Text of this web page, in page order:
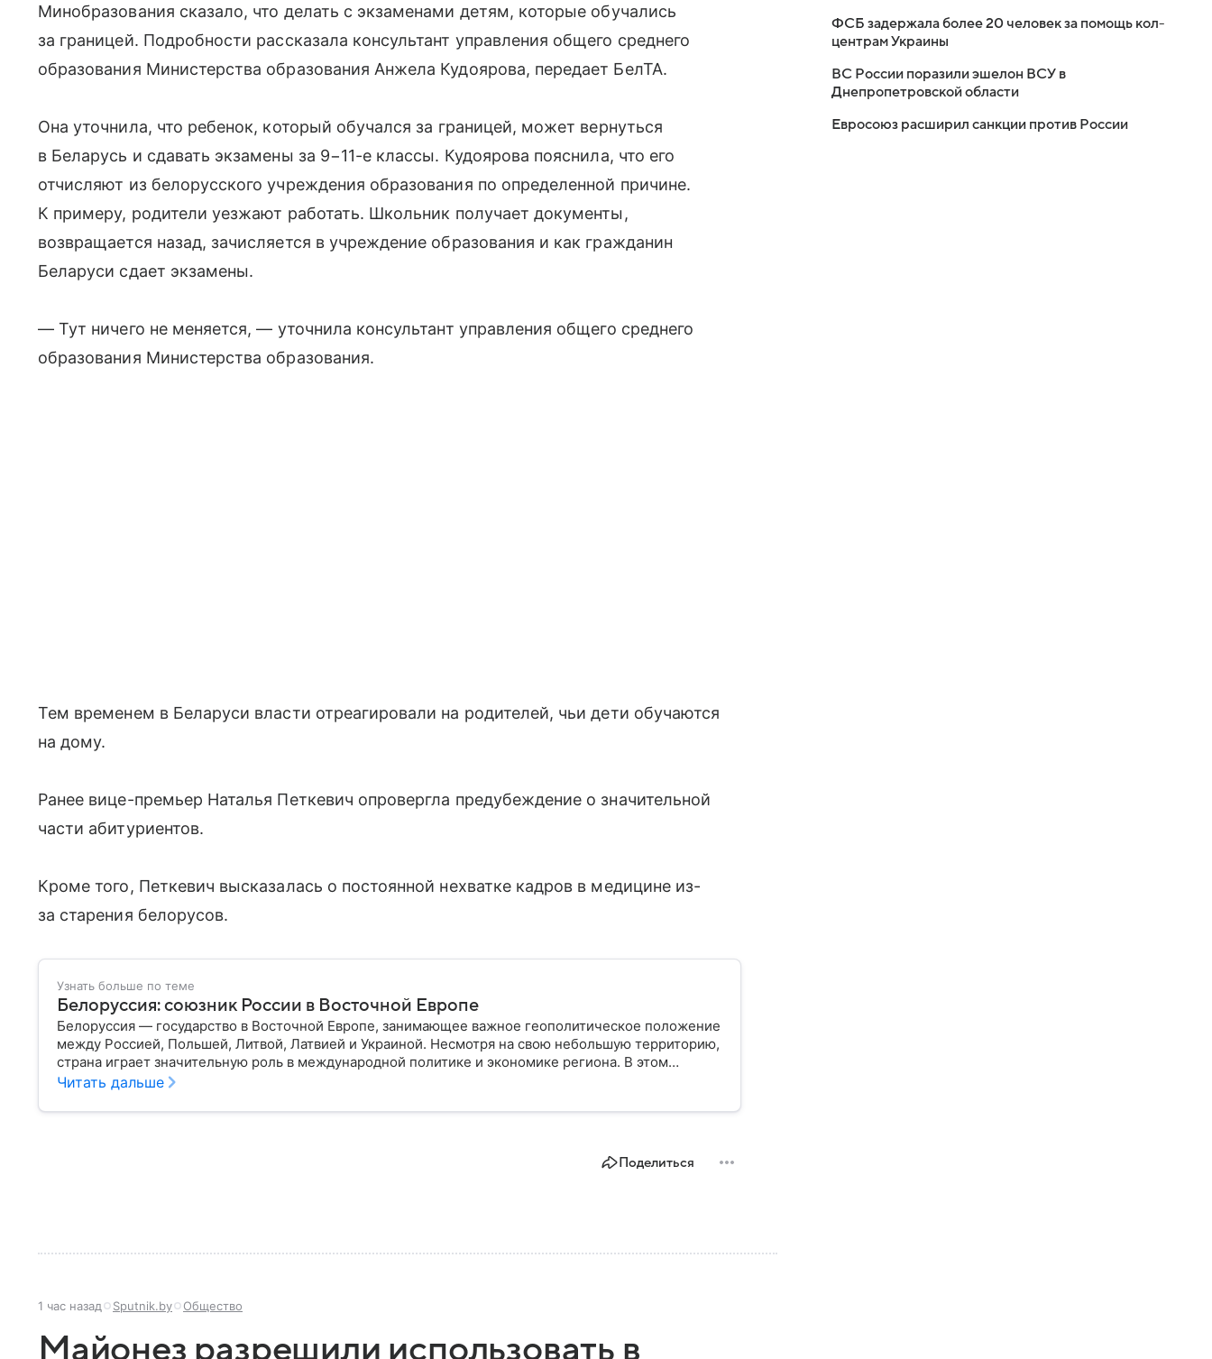
Минобразования сказало, что делать с экзаменами детям, которые обучались
за границей. Подробности рассказала консультант управления общего среднего
образования Министерства образования Анжела Кудоярова, передает БелТА.
Она уточнила, что ребенок, который обучался за границей, может вернуться
в Беларусь и сдавать экзамены за 9−11-е классы. Кудоярова пояснила, что его
отчисляют из белорусского учреждения образования по определенной причине.
К примеру, родители уезжают работать. Школьник получает документы,
возвращается назад, зачисляется в учреждение образования и как гражданин
Беларуси сдает экзамены.
— Тут ничего не меняется, — уточнила консультант управления общего среднего
образования Министерства образования.
Тем временем в Беларуси власти отреагировали на родителей, чьи дети обучаются
на дому.
Ранее вице-премьер Наталья Петкевич опровергла предубеждение о значительной
части абитуриентов.
Кроме того, Петкевич высказалась о постоянной нехватке кадров в медицине из-
за старения белорусов.
Узнать больше по теме
Белоруссия: союзник России в Восточной Европе
Белоруссия — государство в Восточной Европе, занимающее важное геополитическое положение
между Россией, Польшей, Литвой, Латвией и Украиной. Несмотря на свою небольшую территорию,
страна играет значительную роль в международной политике и экономике региона. В этом
материале разбираем главное о союзной РФ республике.
Читать дальше
Поделиться
1 час назад Sputnik.by Общество
Майонез разрешили использовать в
ФСБ задержала более 20 человек за помощь кол-
центрам Украины
ВС России поразили эшелон ВСУ в
Днепропетровской области
Евросоюз расширил санкции против России